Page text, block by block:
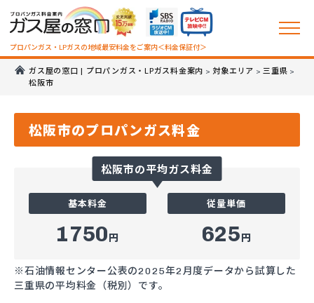
プロパンガス・LPガスの地域最安料金をご案内＜料金保証付＞
ガス屋の窓口 | プロパンガス・LPガス料金案内 > 対象エリア >三重県 >
松阪市
松阪市のプロパンガス料金
松阪市の平均ガス料金
基本料金
1750円
従量単価
625円
※石油情報センター公表の2025年2月度データから試算した
三重県の平均料金（税別）です。